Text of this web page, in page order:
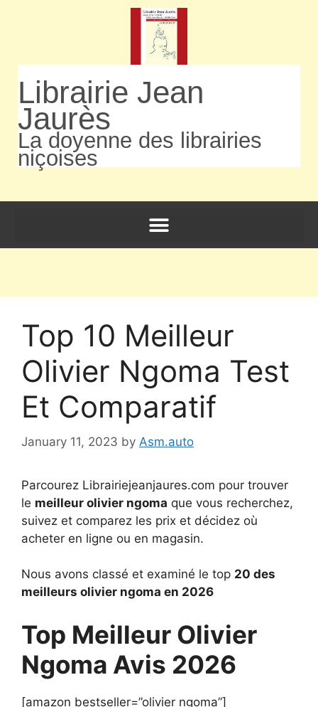
Librairie Jean
Jaurès
La doyenne des librairies
niçoises
Top 10 Meilleur
Olivier Ngoma Test
Et Comparatif
January 11, 2023 by Asm.auto
Parcourez Librairiejeanjaures.com pour trouver
le meilleur olivier ngoma que vous recherchez,
suivez et comparez les prix et décidez où
acheter en ligne ou en magasin.
Nous avons classé et examiné le top 20 des
meilleurs olivier ngoma en 2026
Top Meilleur Olivier
Ngoma Avis 2026
[amazon bestseller=”olivier ngoma”]